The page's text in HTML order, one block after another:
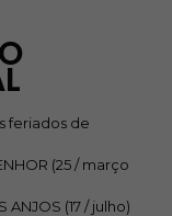
feriados de
(25 / março
ANJOS (17 / julho)